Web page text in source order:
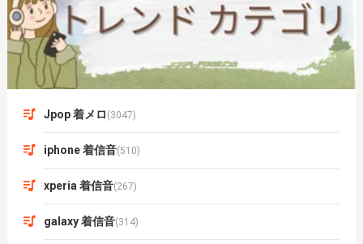
Jpop 着メロ (3047)
iphone 着信音(510)
xperia 着信音(267)
galaxy 着信音(314)